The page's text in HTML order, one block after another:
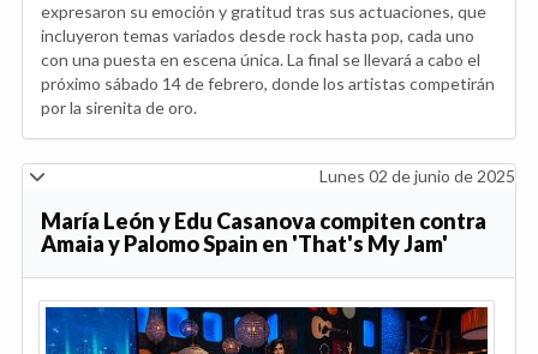
expresaron su emoción y gratitud tras sus actuaciones, que
incluyeron temas variados desde rock hasta pop, cada uno
con una puesta en escena única. La final se llevará a cabo el
próximo sábado 14 de febrero, donde los artistas competirán
por la sirenita de oro.
Lunes 02 de junio de 2025
María León y Edu Casanova compiten contra
Amaia y Palomo Spain en 'That's My Jam'